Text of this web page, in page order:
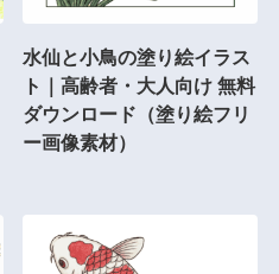
水仙と小鳥の塗り絵イラス
ト｜高齢者・大人向け 無料
ダウンロード（塗り絵フリ
ー画像素材）